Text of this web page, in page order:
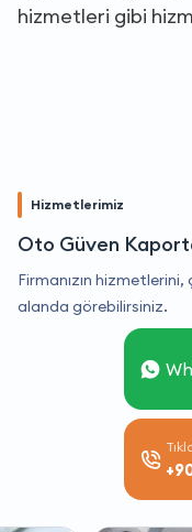
hizmetleri gibi
Hizmetlerimiz
Oto Güven
Firmanızın hizmetlerini,
alanda görebilirsiniz.